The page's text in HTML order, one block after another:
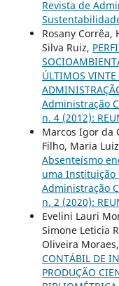
Revista de
Rosany
Silva Ruiz,
ÚLTIMOS
Administração
n. 4 (2012):
Marcos Igor da
Filho, Maria
Absenteísmo
uma Instituição
Administração
n. 2 (2020):
Evelini Lauri
Simone Leticia
Oliveira Moraes,
CONTÁBIL DE
PRODUÇÃO